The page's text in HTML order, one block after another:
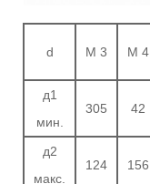
d М 3 М 4
д1
мин.
305 42
д2
макс.
124 156